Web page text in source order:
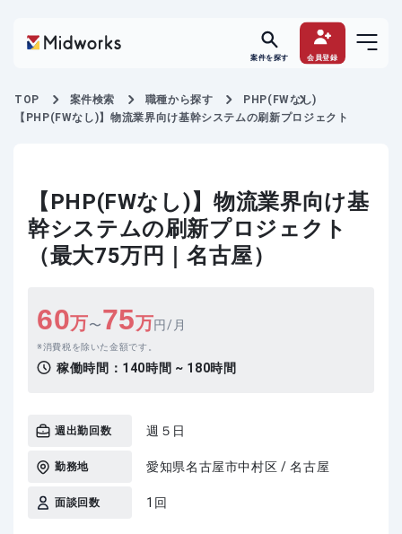
案件を探す 会員登録
TOP 案件検索 職種から探す
PHP(FWなし)
【PHP(FWなし)】物流業界向け基幹システムの刷新プロジェクト
【PHP(FWなし)】物流業界向け基
幹システムの刷新プロジェクト
（最大75万円｜名古屋）
60万〜75万円/月
消費税を除いた金額です。
稼働時間： 140時間 ~ 180時間
週出勤回数 週５日
勤務地 愛知県名古屋市中村区 / 名古屋
面談回数 1回